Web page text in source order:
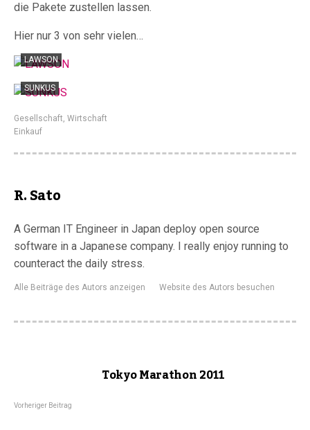
die Pakete zustellen lassen.
Hier nur 3 von sehr vielen…
LAWSON
SUNKUS
Gesellschaft, Wirtschaft
Einkauf
R. Sato
A German IT Engineer in Japan deploy open source
software in a Japanese company. I really enjoy running to
counteract the daily stress.
Alle Beiträge des Autors anzeigen Website des Autors besuchen
Tokyo Marathon 2011
Vorheriger Beitrag